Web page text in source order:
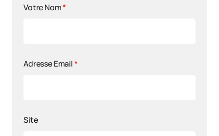
Votre Nom*
Adresse Email*
Site